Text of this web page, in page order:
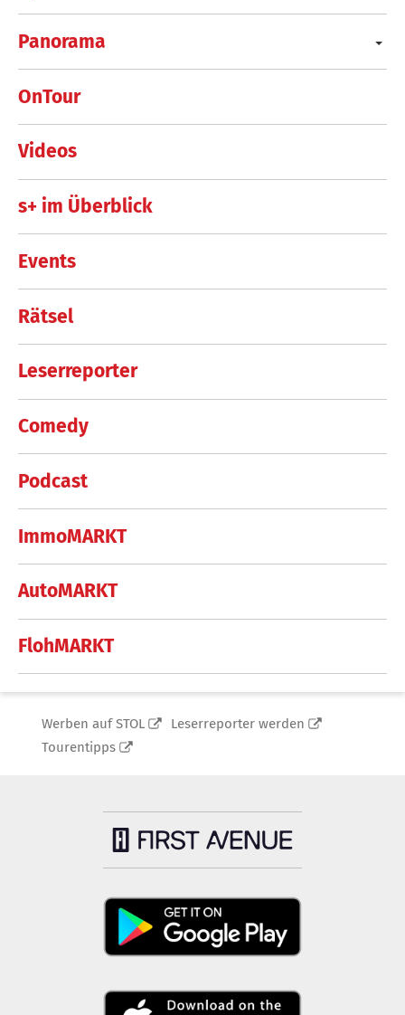
Panorama
OnTour
Videos
s+ im Überblick
Events
Rätsel
Leserreporter
Comedy
Podcast
ImmoMARKT
AutoMARKT
FlohMARKT
Werben auf STOL
Leserreporter werden
Tourentipps